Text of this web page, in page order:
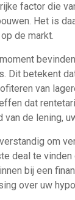
factor die
Het is
de markt.
Dit betekent
van
dat
van de lening,
om
deal te vinden
bij een
over uw